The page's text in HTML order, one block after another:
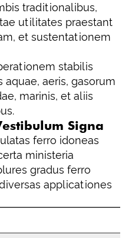
traditionalibus,
utilitates praestant
et sustentationem
stabilis
aeris, gasorum
marinis, et aliis
Signa
ferro idoneas
ministeria
gradus ferro
applicationes